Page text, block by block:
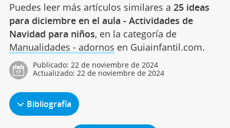
Puedes leer más artículos similares a 25 ideas
para diciembre en el aula - Actividades de
Navidad para niños, en la categoría de
Manualidades - adornos en Guiainfantil.com.
Publicado: 22 de noviembre de 2024
Actualizado: 22 de noviembre de 2024
Bibliografía